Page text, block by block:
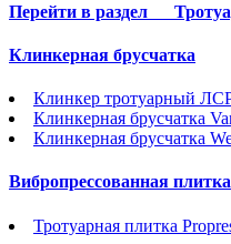
Перейти в раздел
Клинкерная брусчатка
Клинкер тротуарный
Клинкерная брусчатка
Клинкерная брусчатка
Вибропрессованная плитка
Тротуарная плитка